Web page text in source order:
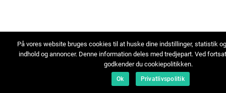
På vores website bruges cookies til at huske dine indstillinger, statistik
indhold og annoncer. Denne information deles med tredjepart. Ved
godkender du cookiepolitikken.
Ok Privatlivspolitik